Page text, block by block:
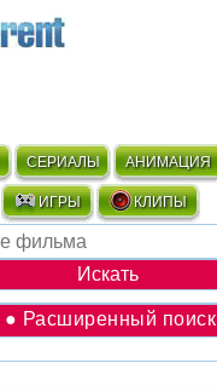
СЕРИАЛЫ АНИМАЦИЯ
ИГРЫ КЛИПЫ
● Расширенный поиск